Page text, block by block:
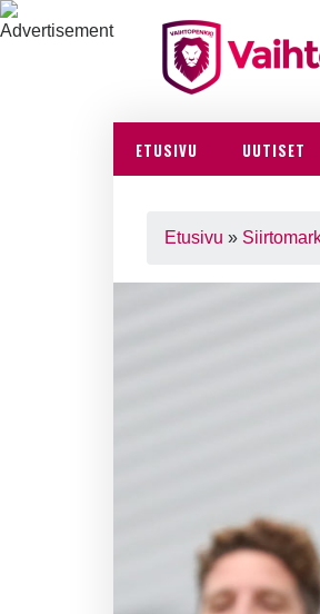
ETUSIVU UUTISET
Etusivu »